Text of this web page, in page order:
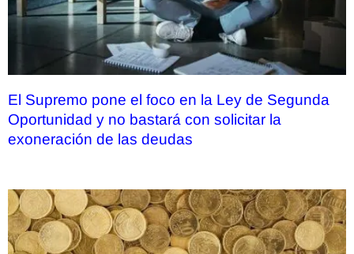
El Supremo pone el foco en la Ley de Segunda
Oportunidad y no bastará con solicitar la
exoneración de las deudas